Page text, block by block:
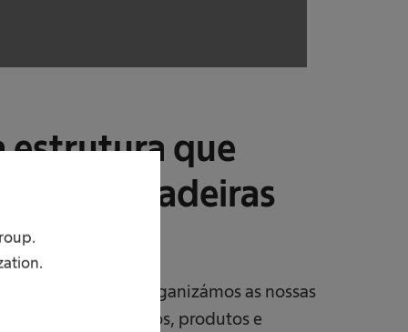
estrutura que
verdadeiras
Grupo B. Braun, organizámos as nossas
sistemas terapêuticos, produtos e